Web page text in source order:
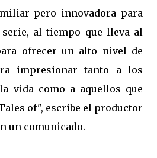
pero innovadora para
al tiempo que lleva al
ofrecer un alto nivel de
impresionar tanto a los
vida como a aquellos que
of", escribe el productor
un comunicado.